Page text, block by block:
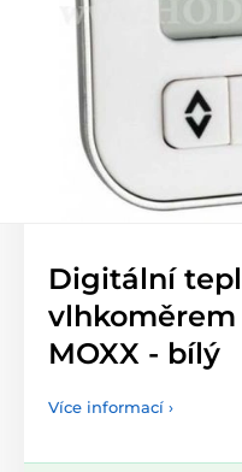
Digitální
vlhkoměrem
MOXX - bílý
Více informací ›